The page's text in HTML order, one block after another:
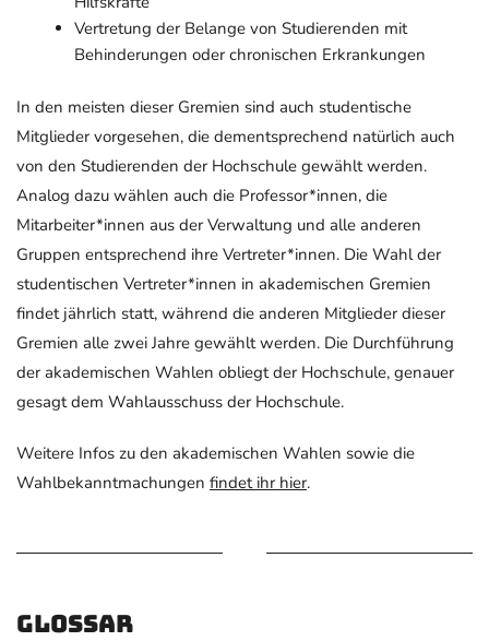
Vertretung der Belange von Studierenden mit
Behinderungen oder chronischen Erkrankungen
In den meisten dieser Gremien sind auch studentische
Mitglieder vorgesehen, die dementsprechend natürlich auch
von den Studierenden der Hochschule gewählt werden.
Analog dazu wählen auch die Professor*innen, die
Mitarbeiter*innen aus der Verwaltung und alle anderen
Gruppen entsprechend ihre Vertreter*innen. Die Wahl der
studentischen Vertreter*innen in akademischen Gremien
findet jährlich statt, während die anderen Mitglieder dieser
Gremien alle zwei Jahre gewählt werden. Die Durchführung
der akademischen Wahlen obliegt der Hochschule, genauer
gesagt dem Wahlausschuss der Hochschule.
Weitere Infos zu den akademischen Wahlen sowie die
Wahlbekanntmachungen findet ihr hier.
Glossar